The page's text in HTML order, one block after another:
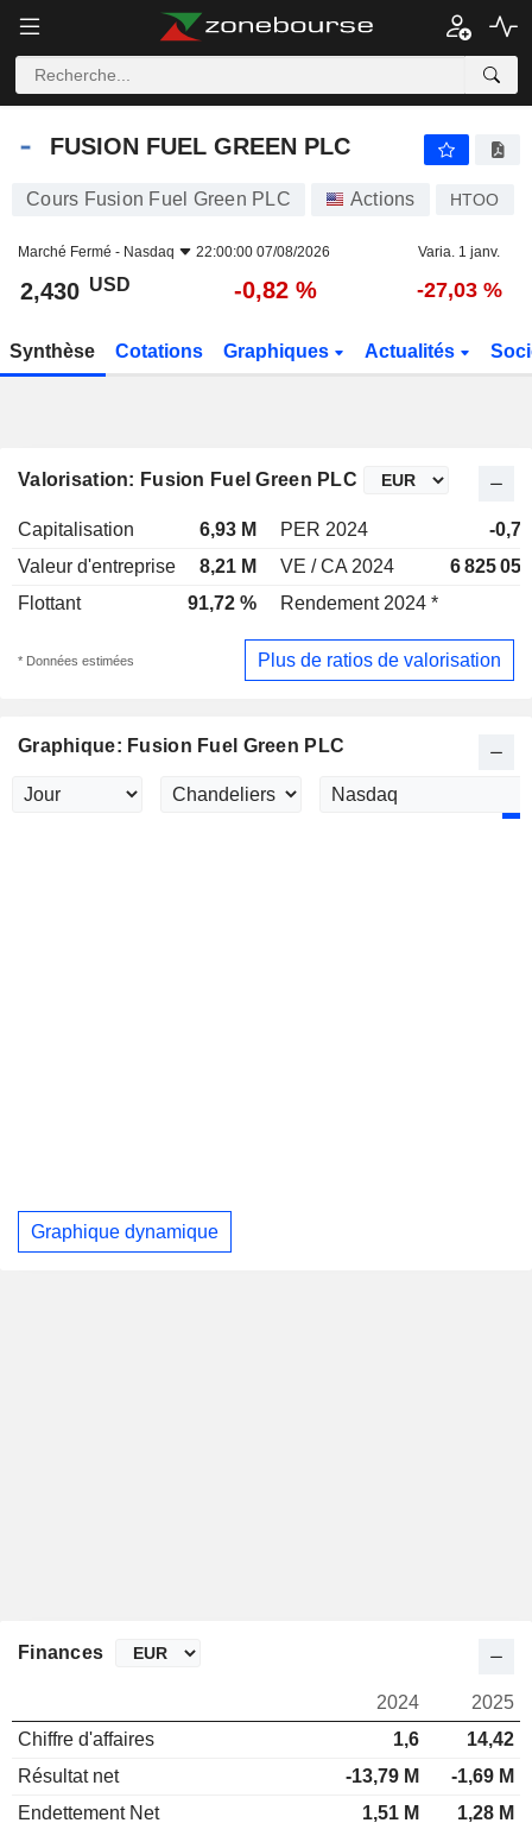
FUSION FUEL GREEN PLC
FUSION FUEL GREEN PLC
Cours Fusion Fuel Green PLC Actions HTOO
Marché Fermé - Nasdaq 22:00:00 07/08/2026 Varia. 1 janv.
2,430 USD -0,82 % -27,03 %
Synthèse Cotations Graphiques Actualités
Valorisation: Fusion Fuel Green PLC
Capitalisation 6,93 M PER 2024
-
Valeur d'entreprise
8,21 M VE / CA 2024
6 825
Flottant
91,72 % Rendement 2024 *
* Données estimées Plus de ratios de valorisation
Graphique: Fusion Fuel Green PLC
Graphique dynamique
Finances
2024
2025
Chiffre d'affaires
1,6
14,42
Résultat net
-13,79 M
-1,69 M
Endettement Net
1,51 M 1,28 M